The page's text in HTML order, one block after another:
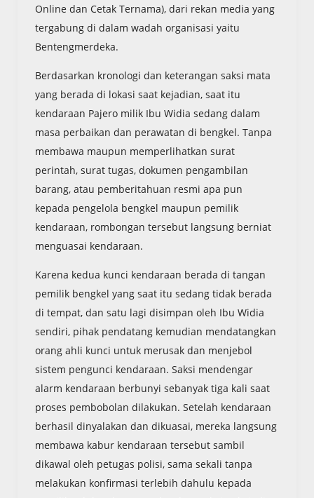
Online dan Cetak Ternama), dari rekan media yang
tergabung di dalam wadah organisasi yaitu
Bentengmerdeka.
Berdasarkan kronologi dan keterangan saksi mata
yang berada di lokasi saat kejadian, saat itu
kendaraan Pajero milik Ibu Widia sedang dalam
masa perbaikan dan perawatan di bengkel. Tanpa
membawa maupun memperlihatkan surat
perintah, surat tugas, dokumen pengambilan
barang, atau pemberitahuan resmi apa pun
kepada pengelola bengkel maupun pemilik
kendaraan, rombongan tersebut langsung berniat
menguasai kendaraan.
Karena kedua kunci kendaraan berada di tangan
pemilik bengkel yang saat itu sedang tidak berada
di tempat, dan satu lagi disimpan oleh Ibu Widia
sendiri, pihak pendatang kemudian mendatangkan
orang ahli kunci untuk merusak dan menjebol
sistem pengunci kendaraan. Saksi mendengar
alarm kendaraan berbunyi sebanyak tiga kali saat
proses pembobolan dilakukan. Setelah kendaraan
berhasil dinyalakan dan dikuasai, mereka langsung
membawa kabur kendaraan tersebut sambil
dikawal oleh petugas polisi, sama sekali tanpa
melakukan konfirmasi terlebih dahulu kepada